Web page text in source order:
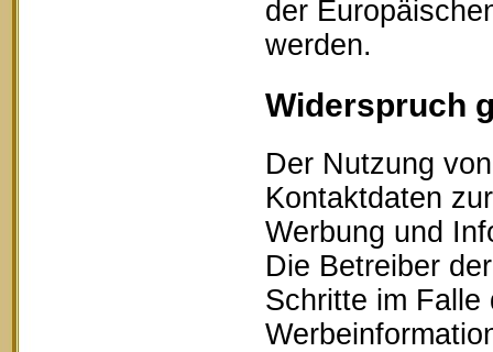
der
werden.
Widerspruch
Der Nutzung
Kontaktdaten
Werbung und
Die Betreiber
Schritte im Falle